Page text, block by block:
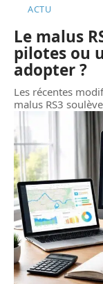
ACTU
Le malus
pilotes ou
adopter ?
Les récentes
malus RS3